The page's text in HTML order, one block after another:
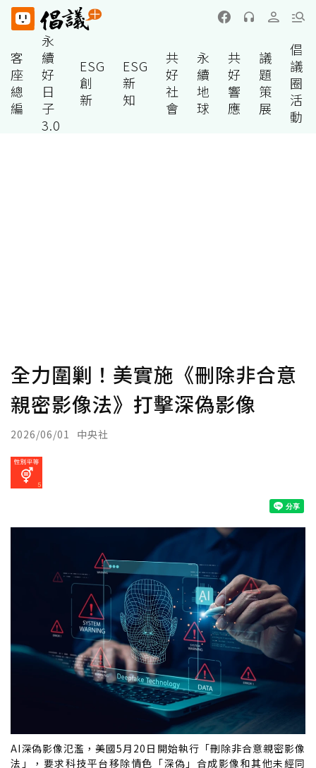
客
座
總
編
永
續
好
日
子
3.0
ESG
創
新
ESG
新
知
共
好
社
會
永
續
地
球
共
好
響
應
議
題
策
展
倡
議
圈
活
動
全力圍剿！美實施《刪除非合意
親密影像法》打擊深偽影像
2026/06/01 中央社
AI深偽影像氾濫，美國5月20日開始執行「刪除非合意親密影像
法」，要求科技平台移除情色「深偽」合成影像和其他未經同